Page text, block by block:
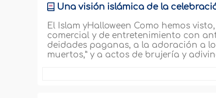
Üna visión islámica de la
El Islam yHalloween Como hemos
comercial y de entretenimiento con
deidades paganas, a la adoración a
muertos,” y a actos de brujería y